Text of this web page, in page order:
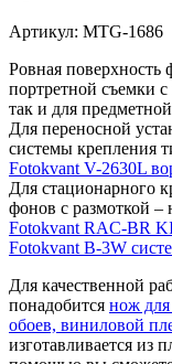
Артикул: MTG-1686
Ровная поверхность
портретной съемки
так и для
Для переносной
системы крепления
Fotokvant V-2630L
Для стационарного
фонов с размоткой
Fotokvant RAC-BR
Fotokvant B-3W
Для качественной
понадобится нож для
обоев, виниловой
изготавливается из